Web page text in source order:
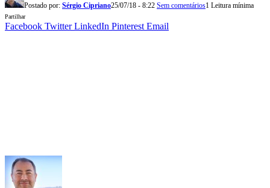
Postado por: Sérgio Cipriano25/07/18 - 8:22 Sem comentários1 Leitura mínima
Partilhar
Facebook Twitter LinkedIn Pinterest Email